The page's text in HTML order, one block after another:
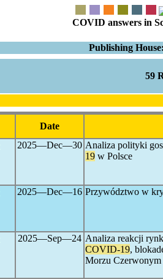
COVID answers in
Publishing
59
Date
2025―Dec―30 Analiza polityki
19 w Polsce
2025―Dec―16 Przywództwo w
2025―Sep―24 Analiza reakcji
COVID-19,
Morzu Czerwonym